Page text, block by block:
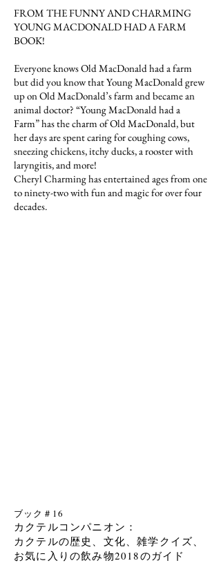
FROM THE FUNNY AND CHARMING
YOUNG MACDONALD HAD A FARM
BOOK!
Everyone knows Old MacDonald had a farm
but did you know that Young MacDonald grew
up on Old MacDonald’s farm and became an
animal doctor? “Young MacDonald had a
Farm” has the charm of Old MacDonald, but
her days are spent caring for coughing cows,
sneezing chickens, itchy ducks, a rooster with
laryngitis, and more!
Cheryl Charming has entertained ages from one
to ninety-two with fun and magic for over four
decades.
ブック＃16
カクテルコンパニオン：
カクテルの歴史、文化、雑学クイズ、
お気に入りの飲み物2018のガイド